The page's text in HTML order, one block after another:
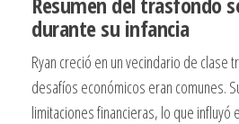
durante su infancia
Ryan creció en un vecindario de clase
desafíos económicos eran comunes.
limitaciones financieras, lo que influyó